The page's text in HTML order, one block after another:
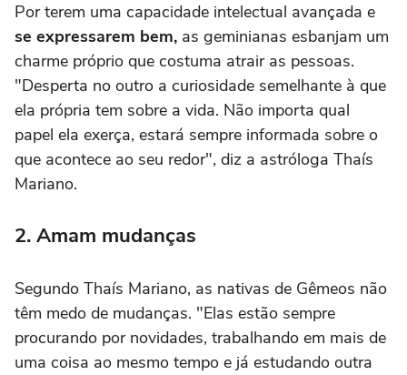
Por terem uma capacidade intelectual avançada e
se expressarem bem, as geminianas esbanjam um
charme próprio que costuma atrair as pessoas.
"Desperta no outro a curiosidade semelhante à que
ela própria tem sobre a vida. Não importa qual
papel ela exerça, estará sempre informada sobre o
que acontece ao seu redor", diz a astróloga Thaís
Mariano.
2. Amam mudanças
Segundo Thaís Mariano, as nativas de Gêmeos não
têm medo de mudanças. "Elas estão sempre
procurando por novidades, trabalhando em mais de
uma coisa ao mesmo tempo e já estudando outra